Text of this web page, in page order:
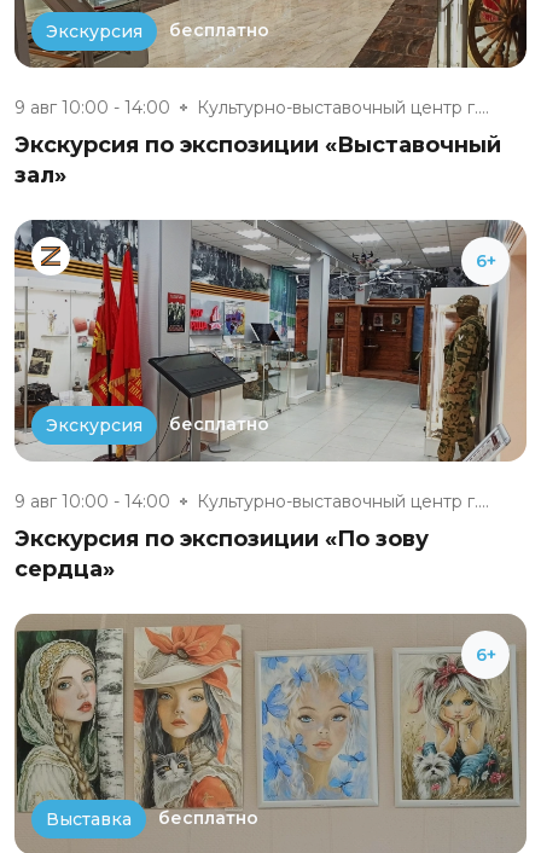
Экскурсия бесплатно
9 авг 10:00 - 14:00 Культурно-выставочный центр г....
Экскурсия по экспозиции «Выставочный
зал»
6+
Экскурсия бесплатно
9 авг 10:00 - 14:00 Культурно-выставочный центр г....
Экскурсия по экспозиции «По зову
сердца»
6+
Выставка бесплатно